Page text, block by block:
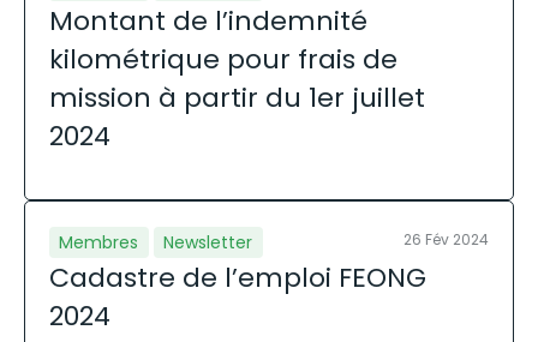
Montant de l’indemnité
kilométrique pour frais de
mission à partir du 1er juillet
2024
Membres Newsletter 26 Fév 2024
Cadastre de l’emploi FEONG
2024